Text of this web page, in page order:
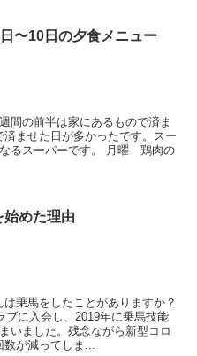
〜10日の夕食メニュー
の前半は家にあるもので済ま
ませた日が多かったです。スー
るスーパーです。 月曜 鶏肉の
始めた理由
乗馬をしたことがありますか？
ブに入会し、2019年に乗馬技能
いました。残念ながら新型コロ
数が減ってしま...